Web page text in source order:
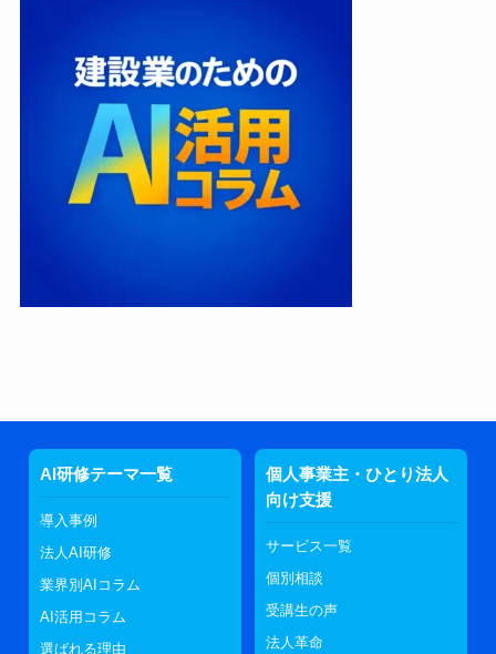
AI研修テーマ一覧
導入事例
法人AI研修
業界別AIコラム
AI活用コラム
選ばれる理由
個人事業主・ひとり法人
向け支援
サービス一覧
個別相談
受講生の声
法人革命